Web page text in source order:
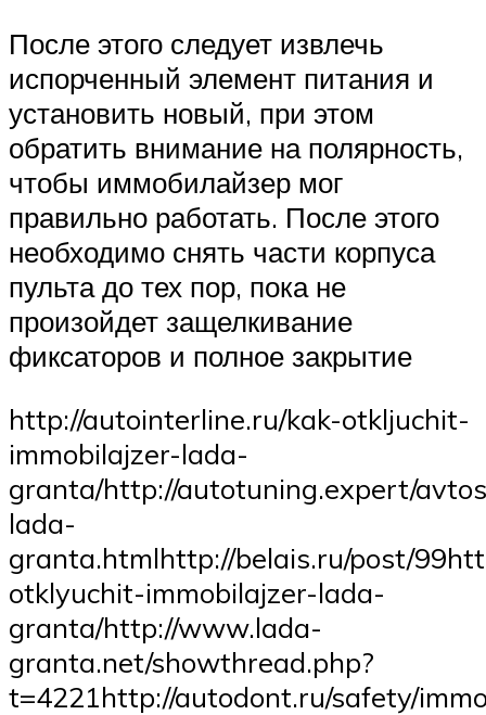
После этого следует извлечь
испорченный элемент питания и
установить новый, при этом
обратить внимание на полярность,
чтобы иммобилайзер мог
правильно работать. После этого
необходимо снять части корпуса
пульта до тех пор, пока не
произойдет защелкивание
фиксаторов и полное закрытие
http://autointerline.ru/kak-otkljuchit-
immobilajzer-lada-
granta/http://autotuning.expert/
lada-
granta.htmlhttp://belais.ru/post/
otklyuchit-immobilajzer-lada-
granta/http://www.lada-
granta.net/showthread.php?
t=4221http://autodont.ru/safety/